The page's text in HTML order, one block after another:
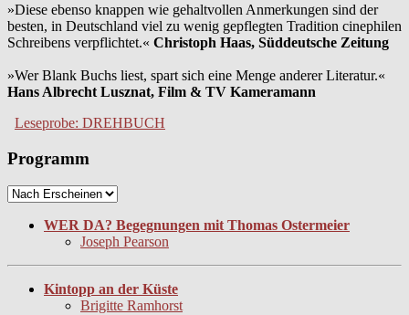
»Diese ebenso knappen wie gehaltvollen Anmerkungen sind der
besten, in Deutschland viel zu wenig gepflegten Tradition cinephilen
Schreibens verpflichtet.« Christoph Haas, Süddeutsche Zeitung
»Wer Blank Buchs liest, spart sich eine Menge anderer Literatur.«
Hans Albrecht Lusznat, Film & TV Kameramann
Leseprobe: DREHBUCH
Programm
WER DA? Begegnungen mit Thomas Ostermeier
Joseph Pearson
Kintopp an der Küste
Brigitte Ramhorst